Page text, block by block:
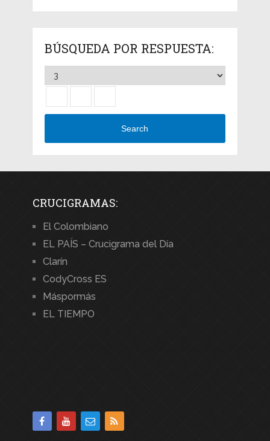
BÚSQUEDA POR RESPUESTA:
Search
CRUCIGRAMAS:
El Colombiano
EL PAÍS – Crucigrama del Día
Clarín
CodyCross ES
Máspormás
EL TIEMPO